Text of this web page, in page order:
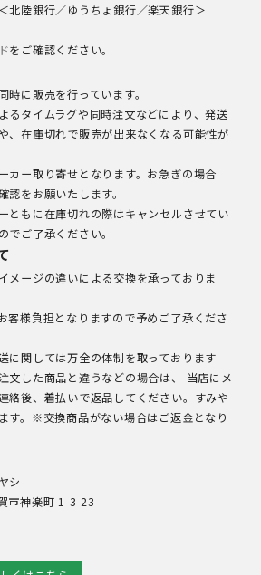
北陸銀行／ゆうちょ銀行／楽天銀行＞
をご確認ください。
に販売を行っています。
るタイムラグや同時注文などにより、発送
、在庫切れで販売が出来なくなる可能性が
カー取り寄せとなります。お急ぎの場合
をお願いたします。
ともに在庫切れの際はキャンセルさせてい
でご了承ください。
メージの違いによる交換を承っておりま
客様負担となりますので予めご了承くださ
に関しては万全の体制を取っております
文した商品と違うなどの場合は、 当店にメ
絡後、着払いで返品してください。すみや
す。※交換商品がない場合はご返金となり
シ
市神楽町 1-3-23